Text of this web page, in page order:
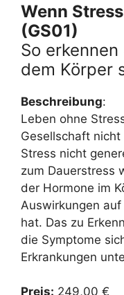
Wenn
(GS01)
So
dem Körper
Beschreibung:
Leben ohne
Gesellschaft
Stress nicht
zum Dauerstress
der Hormone im
Auswirkungen
hat. Das zu
die Symptome
Erkrankungen
Preis: 249,00 €